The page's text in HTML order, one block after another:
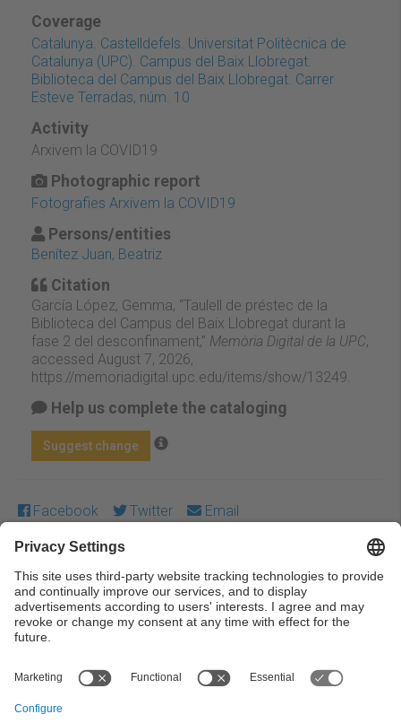
Coverage
Catalunya. Castelldefels. Universitat Politècnica de
Catalunya (UPC). Campus del Baix Llobregat.
Biblioteca del Campus del Baix Llobregat. Carrer
Esteve Terradas, núm. 10
Activity
Arxivem la COVID19
Photographic report
Fotografies Arxivem la COVID19
Persons/entities
Benítez Juan, Beatriz
Citation
García López, Gemma, “Taulell de préstec de la
Biblioteca del Campus del Baix Llobregat durant la
fase 2 del desconfinament,” Memòria Digital de la UPC,
accessed August 7, 2026,
https://memoriadigital.upc.edu/items/show/13249
Help us complete the cataloging
Suggest change
Facebook Twitter Email
Except where otherwise noted, content on this work is
licensed under a Creative Commons license:Attribution-
NonCommercial-NoDerivs 3.0 Spain